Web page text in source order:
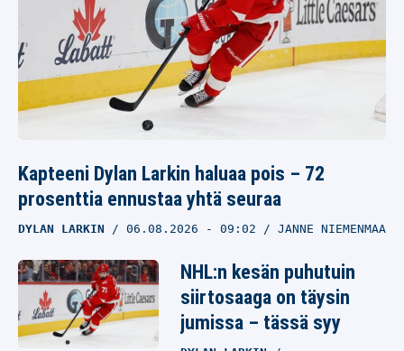
Kapteeni Dylan Larkin haluaa pois – 72
prosenttia ennustaa yhtä seuraa
DYLAN LARKIN 06.08.2026 - 09:02 JANNE NIEMENMAA
NHL:n kesän puhutuin
siirtosaaga on täysin
jumissa – tässä syy